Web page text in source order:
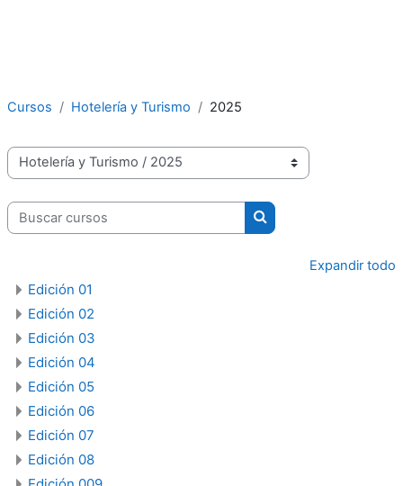
Cursos Hotelería y Turismo 2025
Categorías
Buscar cursos
Buscar cursos
Expandir todo
Edición 01
Edición 02
Edición 03
Edición 04
Edición 05
Edición 06
Edición 07
Edición 08